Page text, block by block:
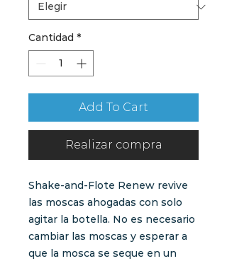
Cantidad *
Add To Cart
Realizar compra
Shake-and-Flote Renew revive
las moscas ahogadas con solo
agitar la botella. No es necesario
cambiar las moscas y esperar a
que la mosca se seque en un